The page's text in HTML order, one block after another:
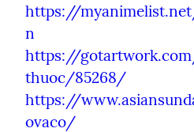
https://
n
https://
thuoc/85268/
https://
ovaco/